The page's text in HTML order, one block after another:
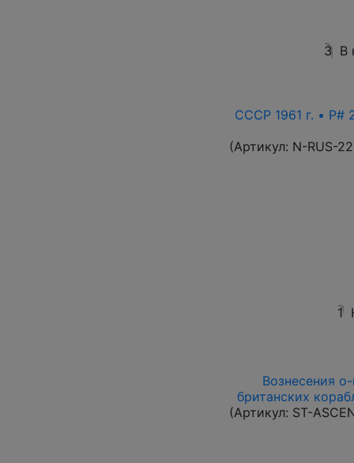
3 В
СССР 1961 г. • P#
(Артикул: N-RUS-
1
Вознесения
британских
(Артикул: ST-